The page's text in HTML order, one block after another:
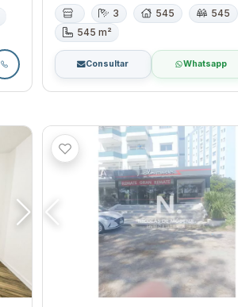
3 545
545
545 m²
Consultar Whatsapp